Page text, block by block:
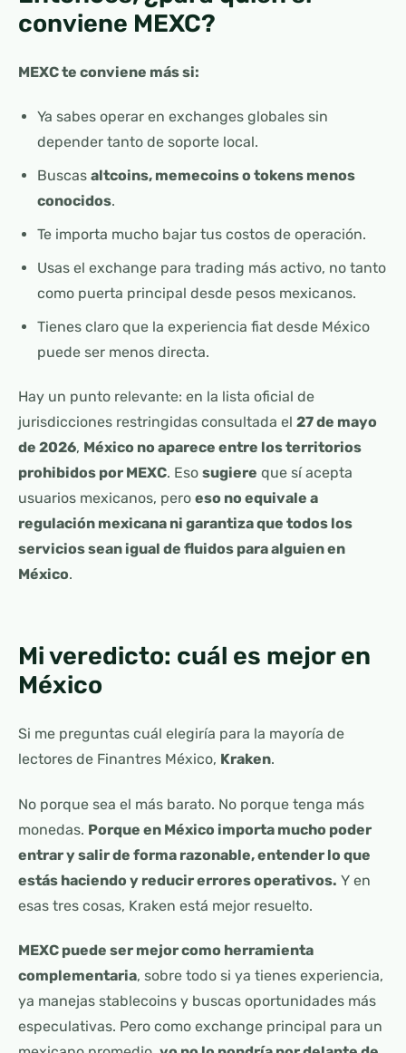
conviene MEXC?
MEXC te conviene más si:
Ya sabes operar en exchanges globales sin
depender tanto de soporte local.
Buscas altcoins, memecoins o tokens menos
conocidos.
Te importa mucho bajar tus costos de operación.
Usas el exchange para trading más activo, no tanto
como puerta principal desde pesos mexicanos.
Tienes claro que la experiencia fiat desde México
puede ser menos directa.
Hay un punto relevante: en la lista oficial de
jurisdicciones restringidas consultada el 27 de mayo
de 2026, México no aparece entre los territorios
prohibidos por MEXC. Eso sugiere que sí acepta
usuarios mexicanos, pero eso no equivale a
regulación mexicana ni garantiza que todos los
servicios sean igual de fluidos para alguien en
México.
Mi veredicto: cuál es mejor en
México
Si me preguntas cuál elegiría para la mayoría de
lectores de Finantres México, Kraken.
No porque sea el más barato. No porque tenga más
monedas. Porque en México importa mucho poder
entrar y salir de forma razonable, entender lo que
estás haciendo y reducir errores operativos. Y en
esas tres cosas, Kraken está mejor resuelto.
MEXC puede ser mejor como herramienta
complementaria, sobre todo si ya tienes experiencia,
ya manejas stablecoins y buscas oportunidades más
especulativas. Pero como exchange principal para un